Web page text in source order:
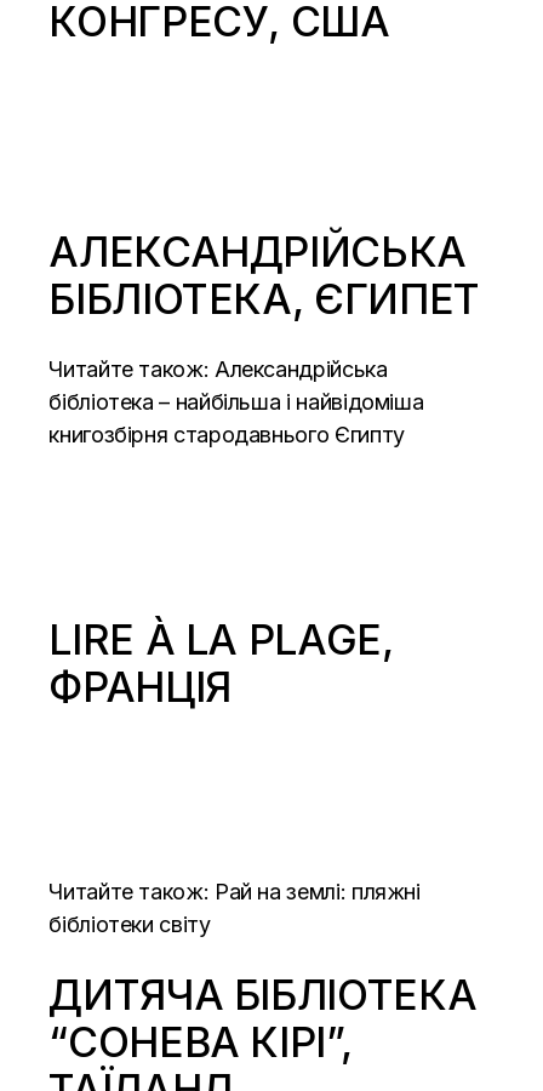
КОНГРЕСУ, США
АЛЕКСАНДРІЙСЬКА
БІБЛІОТЕКА, ЄГИПЕТ
Читайте також: Александрійська
бібліотека – найбільша і найвідоміша
книгозбірня стародавнього Єгипту
LIRE À LA PLAGE,
ФРАНЦІЯ
Читайте також: Рай на землі: пляжні
бібліотеки світу
ДИТЯЧА БІБЛІОТЕКА
“СОНЕВА КІРІ”,